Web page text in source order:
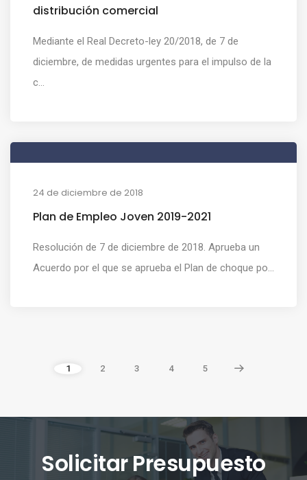
distribución comercial
Mediante el Real Decreto-ley 20/2018, de 7 de
diciembre, de medidas urgentes para el impulso de la
c...
24 de diciembre de 2018
Plan de Empleo Joven 2019-2021
Resolución de 7 de diciembre de 2018. Aprueba un
Acuerdo por el que se aprueba el Plan de choque po...
1 2 3 4 5
Solicitar Presupuesto